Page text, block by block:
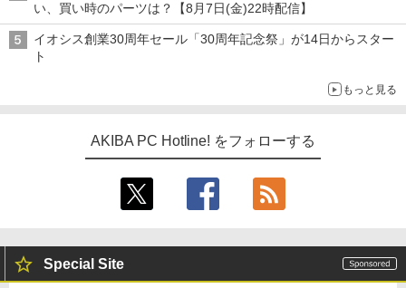
い、買い時のパーツは？【8月7日(金)22時配信】
イオシス創業30周年セール「30周年記念祭」が14日からスター
ト
もっと見る
AKIBA PC Hotline! をフォローする
Special Site